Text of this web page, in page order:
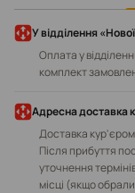
У відділення
Оплата у
комплект
Адресна доставка
Доставка кур'єром
Після прибуття
уточнення
місці (якщо